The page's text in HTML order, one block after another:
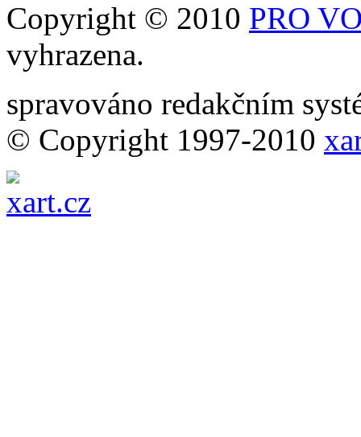
Copyright © 2010 PRO
vyhrazena.
spravováno redakčním
© Copyright 1997-2010